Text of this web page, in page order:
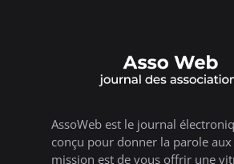
AssoWeb est le journal
conçu pour donner la parole
mission est de vous offrir une